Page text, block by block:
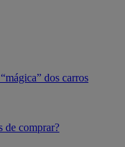
dos carros
de comprar?